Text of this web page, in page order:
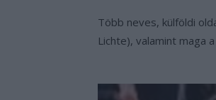
Több neves, külföldi
Lichte), valamint maga